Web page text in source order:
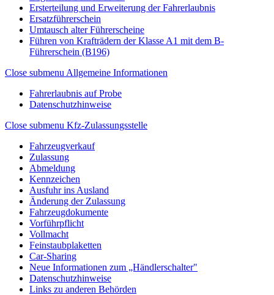
Ersterteilung und Erweiterung der Fahrerlaubnis
Ersatzführerschein
Umtausch alter Führerscheine
Führen von Krafträdern der Klasse A1 mit dem B-
Führerschein (B196)
Close submenu Allgemeine Informationen
Fahrerlaubnis auf Probe
Datenschutzhinweise
Close submenu Kfz-Zulassungsstelle
Fahrzeugverkauf
Zulassung
Abmeldung
Kennzeichen
Ausfuhr ins Ausland
Änderung der Zulassung
Fahrzeugdokumente
Vorführpflicht
Vollmacht
Feinstaubplaketten
Car-Sharing
Neue Informationen zum „Händlerschalter"
Datenschutzhinweise
Links zu anderen Behörden